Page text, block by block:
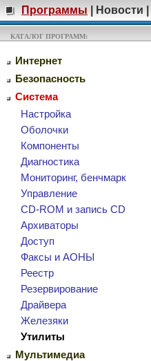
Программы Новости
КАТАЛОГ ПРОГРАММ:
Интернет
Безопасность
Система
Настройка
Оболочки
Компоненты
Диагностика
Мониторинг, бенчмарк
Управление
CD-ROM и запись CD
Архиваторы
Доступ
Факсы и АОНЫ
Реестр
Резервирование
Драйвера
Железяки
Утилиты
Мультимедиа